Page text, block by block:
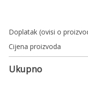
Doplatak (ovisi o
Cijena proizvoda
Ukupno